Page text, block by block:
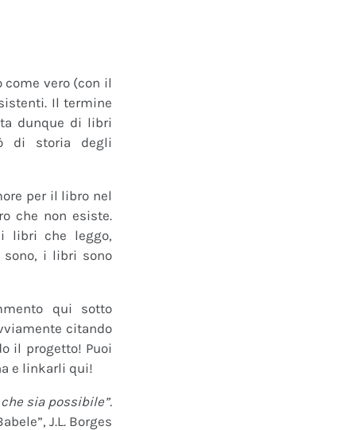
vero (con il
Il termine
dunque di libri
di storia degli
per il libro nel
che non esiste.
libri che leggo,
sono, i libri sono
qui sotto
citando
il progetto! Puoi
e linkarli qui!
sia possibile”.
J.L. Borges